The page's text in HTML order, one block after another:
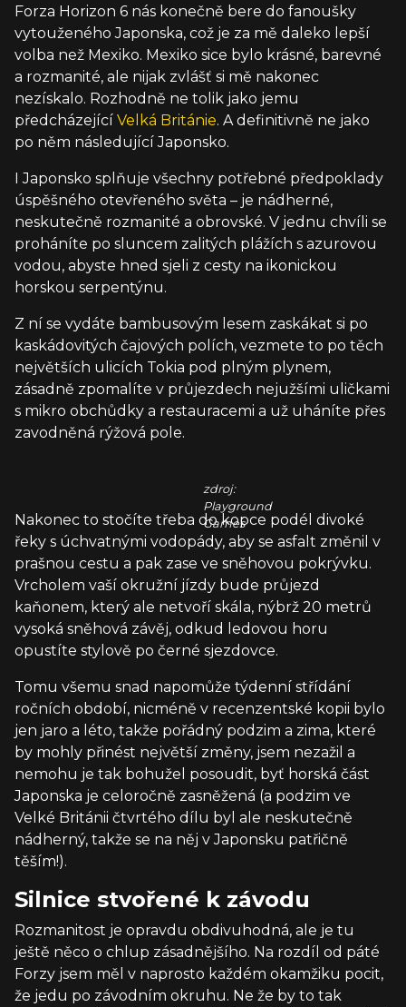
Forza Horizon 6 nás konečně bere do fanoušky
vytouženého Japonska, což je za mě daleko lepší
volba než Mexiko. Mexiko sice bylo krásné, barevné
a rozmanité, ale nijak zvlášť si mě nakonec
nezískalo. Rozhodně ne tolik jako jemu
předcházející Velká Británie. A definitivně ne jako
po něm následující Japonsko.
I Japonsko splňuje všechny potřebné předpoklady
úspěšného otevřeného světa – je nádherné,
neskutečně rozmanité a obrovské. V jednu chvíli se
proháníte po sluncem zalitých plážích s azurovou
vodou, abyste hned sjeli z cesty na ikonickou
horskou serpentýnu.
Z ní se vydáte bambusovým lesem zaskákat si po
kaskádovitých čajových polích, vezmete to po těch
největších ulicích Tokia pod plným plynem,
zásadně zpomalíte v průjezdech nejužšími uličkami
s mikro obchůdky a restauracemi a už uháníte přes
zavodněná rýžová pole.
zdroj:
Playground
Games
Nakonec to stočíte třeba do kopce podél divoké
řeky s úchvatnými vodopády, aby se asfalt změnil v
prašnou cestu a pak zase ve sněhovou pokrývku.
Vrcholem vaší okružní jízdy bude průjezd
kaňonem, který ale netvoří skála, nýbrž 20 metrů
vysoká sněhová závěj, odkud ledovou horu
opustíte stylově po černé sjezdovce.
Tomu všemu snad napomůže týdenní střídání
ročních období, nicméně v recenzentské kopii bylo
jen jaro a léto, takže pořádný podzim a zima, které
by mohly přinést největší změny, jsem nezažil a
nemohu je tak bohužel posoudit, byť horská část
Japonska je celoročně zasněžená (a podzim ve
Velké Británii čtvrtého dílu byl ale neskutečně
nádherný, takže se na něj v Japonsku patřičně
těším!).
Silnice stvořené k závodu
Rozmanitost je opravdu obdivuhodná, ale je tu
ještě něco o chlup zásadnějšího. Na rozdíl od páté
Forzy jsem měl v naprosto každém okamžiku pocit,
že jedu po závodním okruhu. Ne že by to tak